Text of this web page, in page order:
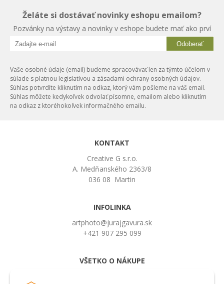
Želáte si dostávať novinky eshopu emailom?
Pozvánky na výstavy a novinky v eshope budete mať ako prví
Odoberať
Vaše osobné údaje (email) budeme spracovávať len za týmto účelom v
súlade s platnou legislatívou a zásadami ochrany osobných údajov.
Súhlas potvrdíte kliknutím na odkaz, ktorý vám pošleme na váš email.
Súhlas môžete kedykoľvek odvolať písomne, emailom alebo kliknutím
na odkaz z ktoréhokoľvek informačného emailu.
KONTAKT
Creative G s.r.o.
A. Medňanského 2363/8
036 08 Martin
INFOLINKA
artphoto@jurajgavura.sk
+421 907 295 099
VŠETKO O NÁKUPE